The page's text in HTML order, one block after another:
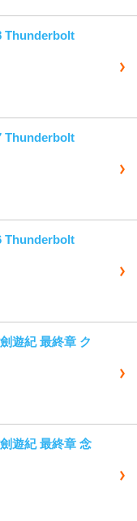
Thunderbolt
Thunderbolt
Thunderbolt
遊紀 最終章 ク
遊紀 最終章 念